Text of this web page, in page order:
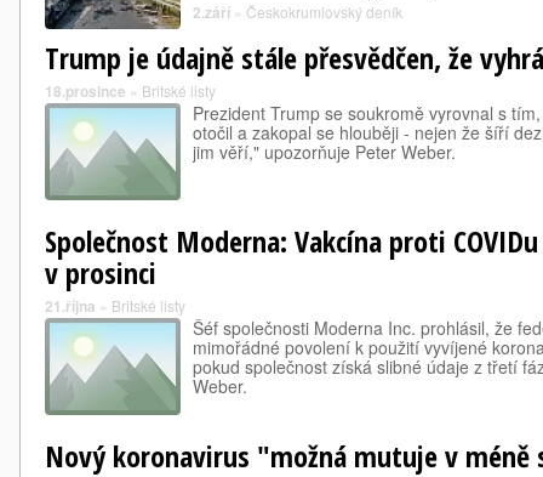
2.září » Českokrumlovský deník
Trump je údajně stále přesvědčen, že
18.prosince » Britské listy
Prezident Trump se soukromě vyrovnal s
otočil a zakopal se hlouběji - nejen že šíří
jim věří," upozorňuje Peter Weber.
Společnost Moderna: Vakcína proti
v prosinci
21.října » Britské listy
Šéf společnosti Moderna Inc. prohlásil, že
mimořádné povolení k použití vyvíjené
pokud společnost získá slibné údaje z třetí
Weber.
Nový koronavirus "možná mutuje v